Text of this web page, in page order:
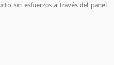
sin esfuerzos a través del panel